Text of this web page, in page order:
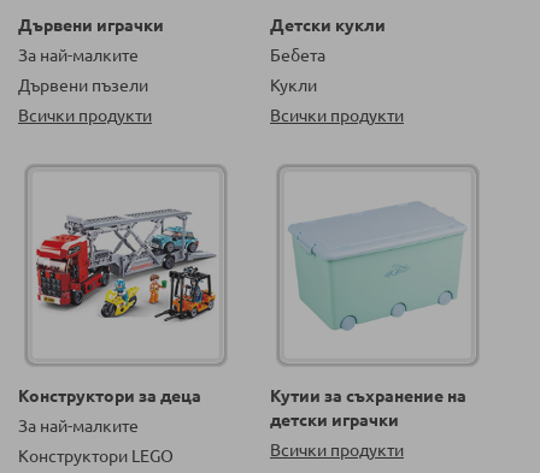
Дървени играчки
За най-малките
Дървени пъзели
Всички продукти
Детски кукли
Бебета
Кукли
Всички продукти
Конструктори за деца
За най-малките
Конструктори LEGO
Кутии за съхранение на
детски играчки
Всички продукти